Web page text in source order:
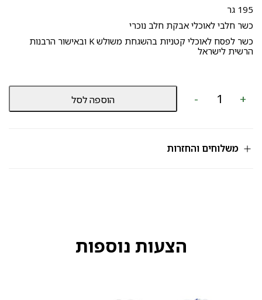
195 גר
כשר חלבי לאוכלי אבקת חלב נוכרי
כשר לפסח לאוכלי קטניות בהשגחת משולש K ובאישור הרבנות
הרשית לישראל
-
כמות
שוקולד
+ הוספה לסל
משלוחים והחזרות
הצעות נוספות